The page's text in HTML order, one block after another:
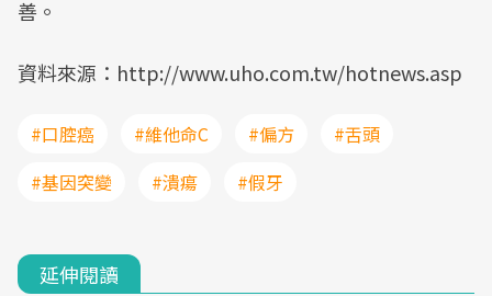
善。
資料來源：http://www.uho.com.tw/hotnews.asp
#口腔癌 #維他命C #偏方
#舌頭
#基因突變
#潰瘍 #假牙
延伸閱讀